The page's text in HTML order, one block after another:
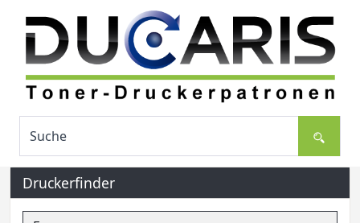
Druckerfinder